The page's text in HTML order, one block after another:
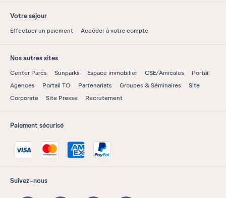
Votre séjour
Effectuer un paiement Accéder à votre compte
Nos autres sites
Center Parcs Sunparks Espace immobilier CSE/Amicales
Portail
Agences
Portail TO Partenariats Groupes & Séminaires
Site
Corporate
Site Presse Recrutement
Paiement sécurisé
Suivez-nous